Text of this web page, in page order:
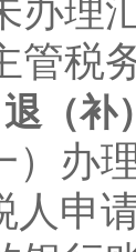
税
（补
办
申请